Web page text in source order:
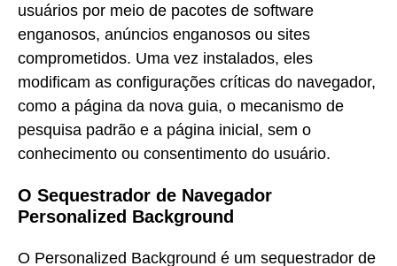
usuários por meio de pacotes de software
enganosos, anúncios enganosos ou sites
comprometidos. Uma vez instalados, eles
modificam as configurações críticas do navegador,
como a página da nova guia, o mecanismo de
pesquisa padrão e a página inicial, sem o
conhecimento ou consentimento do usuário.
O Sequestrador de Navegador
Personalized Background
O Personalized Background é um sequestrador de